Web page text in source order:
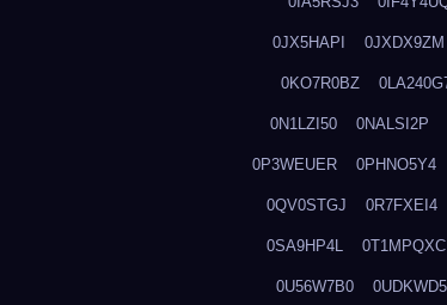
0JX5HAPI 0JXDX9ZM
0KO7R0BZ
0N1LZI50 0NALSI2P
0P3WEUER 0PHNO5Y4
0QV0STGJ 0R7FXEI4
0SA9HP4L 0T1MPQXC
0U56W7B0 0UDKWD5I